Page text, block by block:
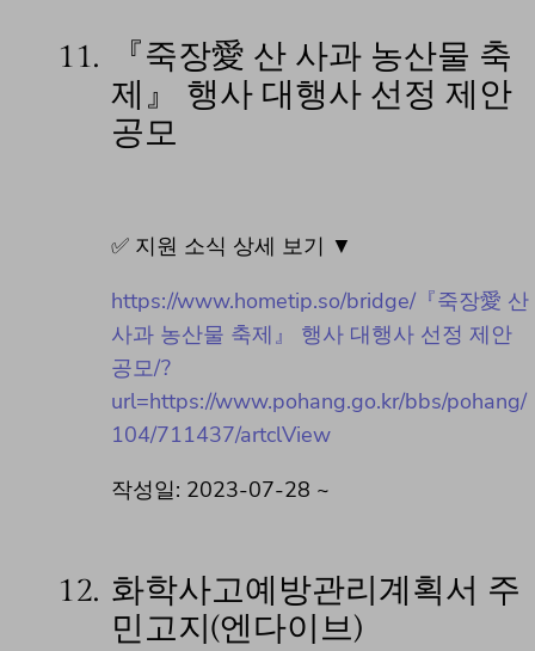
11.
『죽장愛 산 사과 농산물 축
제』 행사 대행사 선정 제안
공모
✅ 지원 소식 상세 보기 ▼
https://www.hometip.so/bridge/『죽장愛 산
사과 농산물 축제』 행사 대행사 선정 제안
공모/?
url=https://www.pohang.go.kr/bbs/pohang/
104/711437/artclView
작성일: 2023-07-28 ~
12. 화학사고예방관리계획서 주
민고지(엔다이브)